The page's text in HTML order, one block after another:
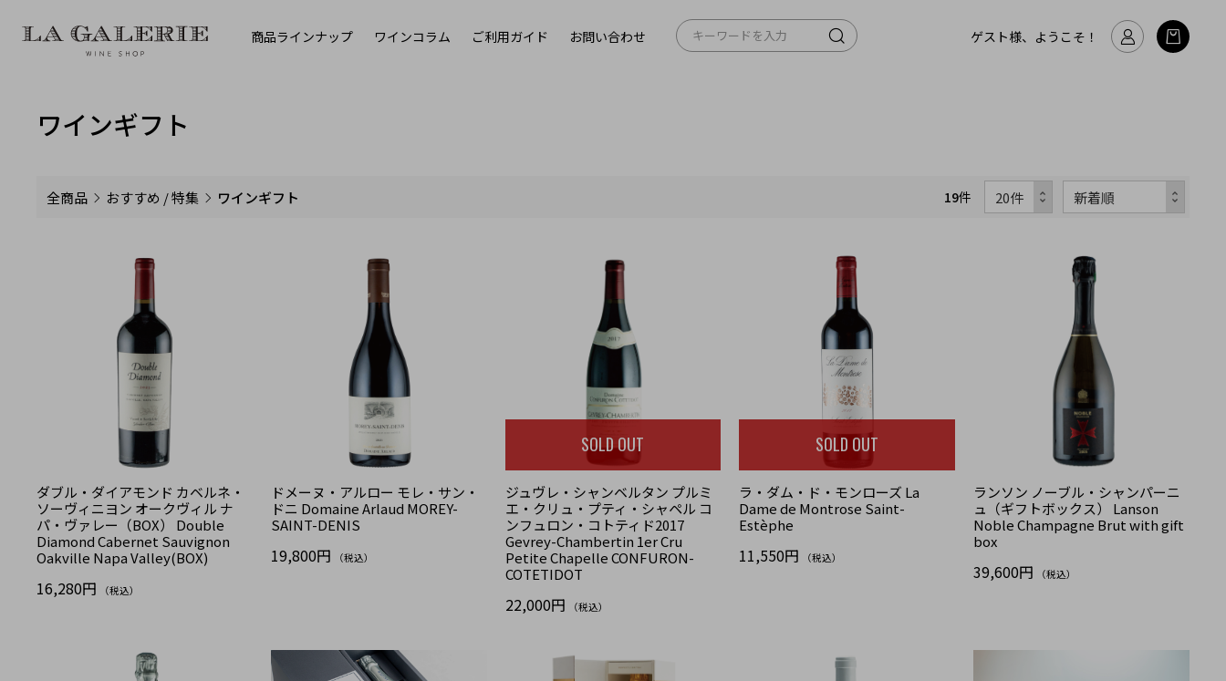
商品ラインナップ ワインコラム ご利用ガイド お問い合わせ ゲスト様、ようこそ！
ワインギフト
全商品 おすすめ / 特集 ワインギフト 19件
ダブル・ダイアモンド カベルネ・
ソーヴィニヨン オークヴィル ナ
パ・ヴァレー（BOX） Double
Diamond Cabernet Sauvignon
Oakville Napa Valley(BOX)
16,280円 （税込）
ドメーヌ・アルロー モレ・サン・
ドニ Domaine Arlaud MOREY-
SAINT-DENIS
19,800円 （税込）
SOLD OUT
ジュヴレ・シャンベルタン プルミ
エ・クリュ・プティ・シャペル コ
ンフュロン・コトティド2017
Gevrey-Chambertin 1er Cru
Petite Chapelle CONFURON-
COTETIDOT
22,000円 （税込）
SOLD OUT
ラ・ダム・ド・モンローズ La
Dame de Montrose Saint-
Estèphe
11,550円 （税込）
ランソン ノーブル・シャンパーニ
ュ（ギフトボックス） Lanson
Noble Champagne Brut with gift
box
39,600円 （税込）